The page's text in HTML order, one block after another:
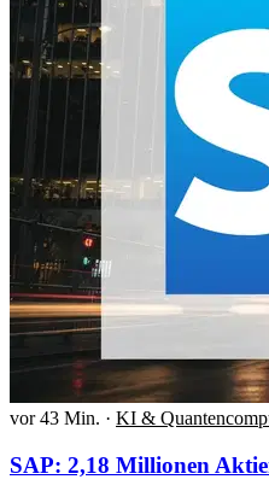
vor 43 Min. · KI &
SAP: 2,18 Millionen